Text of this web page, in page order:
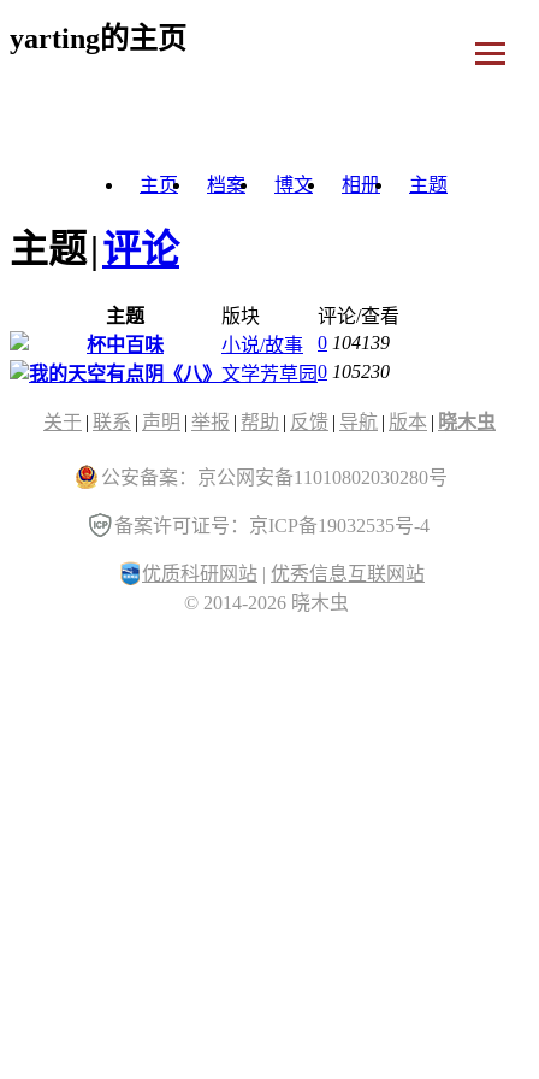
yarting的主页
主页 档案 博文 相册 主题
主题|评论
主题 版块
评论/查看
杯中百味
小说/故事 0 104139
我的天空有点阴《八》 文学芳草园0 105230
关于 | 联系 | 声明 | 举报 | 帮助 | 反馈 | 导航 | 版本 | 晓木虫
公安备案：京公网安备11010802030280号
备案许可证号：京ICP备19032535号-4
优质科研网站 | 优秀信息互联网站
© 2014-2026 晓木虫